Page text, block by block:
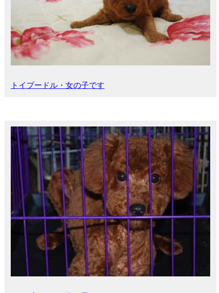
トイプードル・女の子です